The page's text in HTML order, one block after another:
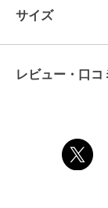
※画像はあくまでも
実際の商品と色や
この商品は、不良品
ショップ
サイズ
レビュー・口コ